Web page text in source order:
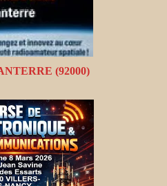
(92000)